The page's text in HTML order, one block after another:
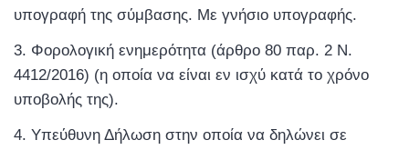
υπογραφή της σύμβασης. Με γνήσιο υπογραφής.
Φορολογική ενημερότητα (άρθρο 80 παρ. 2 Ν.
4412/2016) (η οποία να είναι εν ισχύ κατά το χρόνο
υποβολής της).
Υπεύθυνη Δήλωση στην οποία να δηλώνει σε